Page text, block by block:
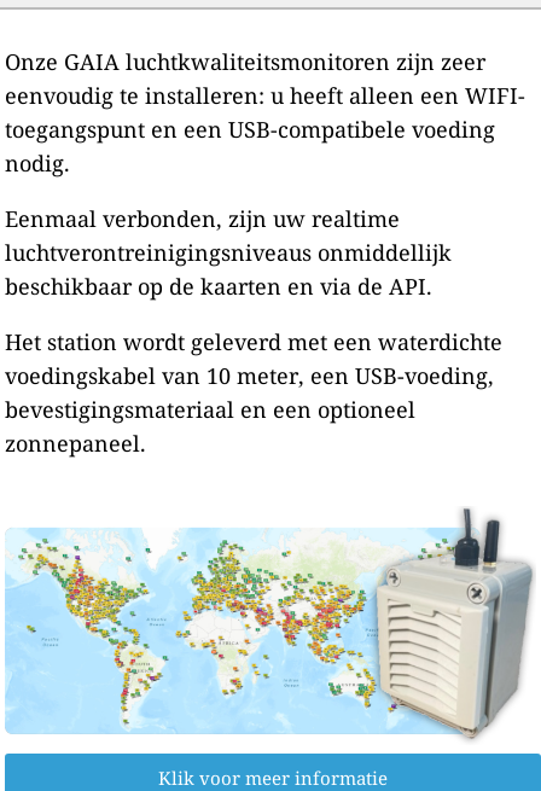
Onze GAIA luchtkwaliteitsmonitoren zijn zeer
eenvoudig te installeren: u heeft alleen een WIFI-
toegangspunt en een USB-compatibele voeding
nodig.
Eenmaal verbonden, zijn uw realtime
luchtverontreinigingsniveaus onmiddellijk
beschikbaar op de kaarten en via de API.
Het station wordt geleverd met een waterdichte
voedingskabel van 10 meter, een USB-voeding,
bevestigingsmateriaal en een optioneel
zonnepaneel.
Klik voor meer informatie